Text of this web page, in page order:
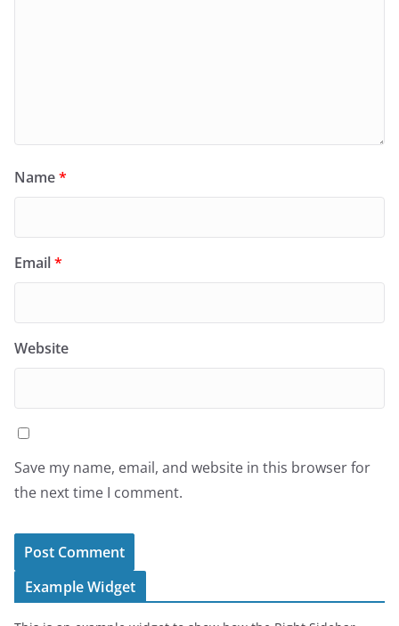
Name*
Email*
Website
Save my name, email, and website in this browser for
the next time I comment.
Example Widget